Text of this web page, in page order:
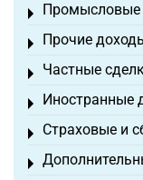
Промысловые
Toggle menu
Прочие
Toggle menu
Частные
Toggle menu
Иностранные
Toggle menu
Страховые и
Toggle menu
Toggle menu